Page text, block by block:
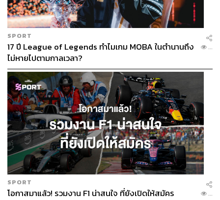
SPORT
17 ปี League of Legends ทำไมเกม MOBA ในตำนานถึง
ไม่หายไปตามกาลเวลา?
...
SPORT
โอกาสมาแล้ว! รวมงาน F1 น่าสนใจ ที่ยังเปิดให้สมัคร ...